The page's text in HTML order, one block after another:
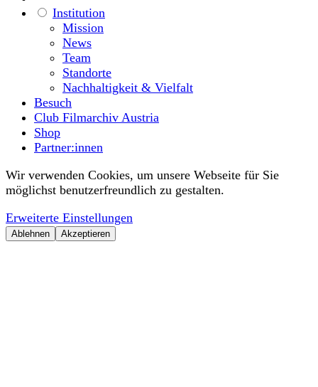
Institution
Mission
News
Team
Standorte
Nachhaltigkeit & Vielfalt
Besuch
Club Filmarchiv Austria
Shop
Partner:innen
Wir verwenden Cookies, um unsere Webseite für Sie
möglichst benutzerfreundlich zu gestalten.
Erweiterte Einstellungen
Ablehnen Akzeptieren